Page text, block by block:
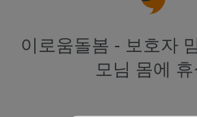
이로움돌봄 - 보호자
모님 몸에 휴